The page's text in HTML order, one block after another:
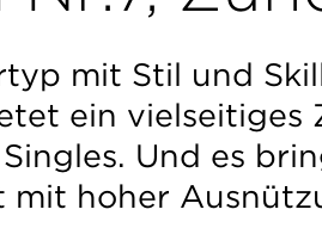
mit Stil und
ein vielseitiges
Und es
mit hoher